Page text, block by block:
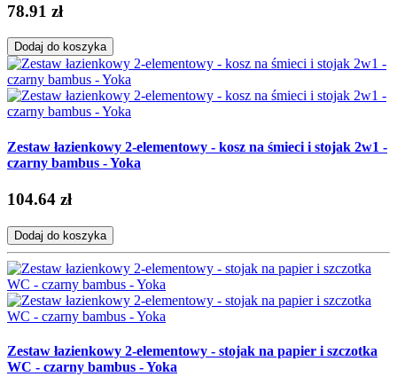
78.91 zł
Dodaj do koszyka
Zestaw łazienkowy 2-elementowy - kosz na śmieci i stojak 2w1 -
czarny bambus - Yoka
104.64 zł
Dodaj do koszyka
Zestaw łazienkowy 2-elementowy - stojak na papier i szczotka
WC - czarny bambus - Yoka